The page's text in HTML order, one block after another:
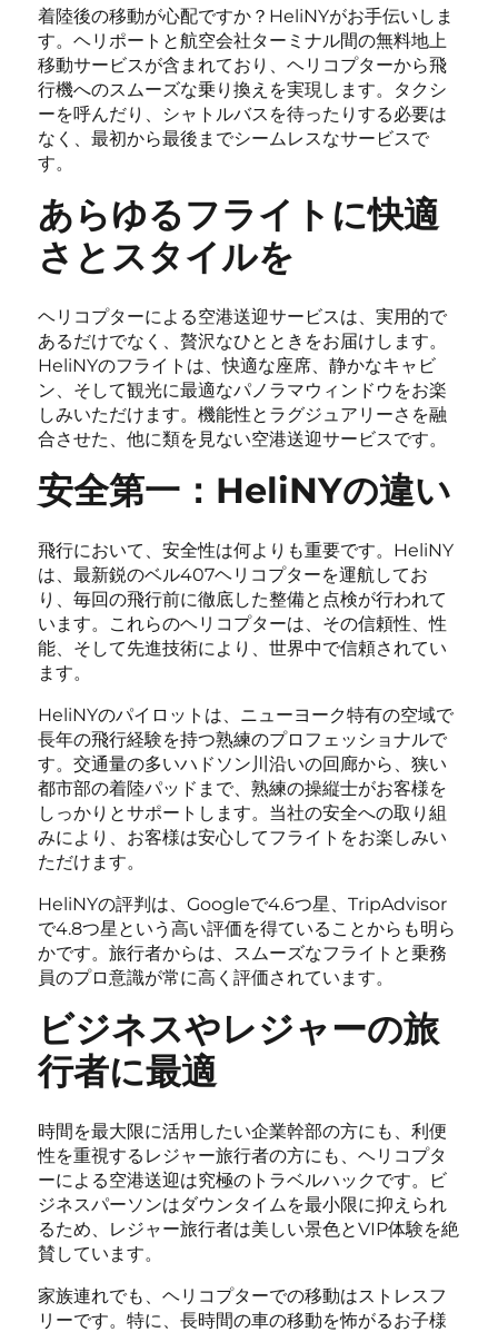
着陸後の移動が心配ですか？HeliNYがお手伝いしま
す。ヘリポートと航空会社ターミナル間の無料地上
移動サービスが含まれており、ヘリコプターから飛
行機へのスムーズな乗り換えを実現します。タクシ
ーを呼んだり、シャトルバスを待ったりする必要は
なく、最初から最後までシームレスなサービスで
す。
あらゆるフライトに快適
さとスタイルを
ヘリコプターによる空港送迎サービスは、実用的で
あるだけでなく、贅沢なひとときをお届けします。
HeliNYのフライトは、快適な座席、静かなキャビ
ン、そして観光に最適なパノラマウィンドウをお楽
しみいただけます。機能性とラグジュアリーさを融
合させた、他に類を見ない空港送迎サービスです。
安全第一：HeliNYの違い
飛行において、安全性は何よりも重要です。HeliNY
は、最新鋭のベル407ヘリコプターを運航してお
り、毎回の飛行前に徹底した整備と点検が行われて
います。これらのヘリコプターは、その信頼性、性
能、そして先進技術により、世界中で信頼されてい
ます。
HeliNYのパイロットは、ニューヨーク特有の空域で
長年の飛行経験を持つ熟練のプロフェッショナルで
す。交通量の多いハドソン川沿いの回廊から、狭い
都市部の着陸パッドまで、熟練の操縦士がお客様を
しっかりとサポートします。当社の安全への取り組
みにより、お客様は安心してフライトをお楽しみい
ただけます。
HeliNYの評判は、Googleで4.6つ星、TripAdvisor
で4.8つ星という高い評価を得ていることからも明ら
かです。旅行者からは、スムーズなフライトと乗務
員のプロ意識が常に高く評価されています。
ビジネスやレジャーの旅
行者に最適
時間を最大限に活用したい企業幹部の方にも、利便
性を重視するレジャー旅行者の方にも、ヘリコプタ
ーによる空港送迎は究極のトラベルハックです。ビ
ジネスパーソンはダウンタイムを最小限に抑えられ
るため、レジャー旅行者は美しい景色とVIP体験を絶
賛しています。
家族連れでも、ヘリコプターでの移動はストレスフ
リーです。特に、長時間の車の移動を怖がるお子様